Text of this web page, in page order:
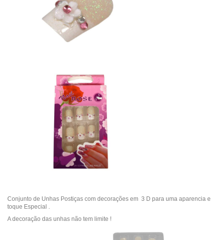
Conjunto de Unhas Postiças com decorações em 3 D para uma aparencia e
toque Especial .
A decoração das unhas não tem limite !